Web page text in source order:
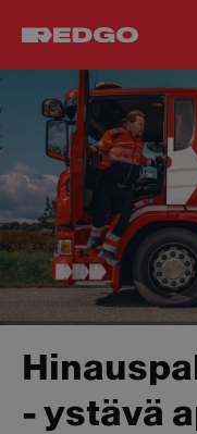
- ystävä